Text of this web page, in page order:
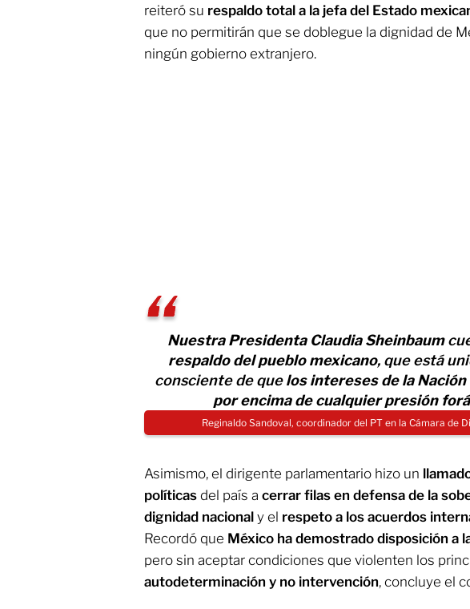
reiteró su respaldo total a la jefa del Estado
que no permitirán que se doblegue la dignidad de
ningún gobierno extranjero.
Nuestra Presidenta Claudia Sheinbaum
respaldo del pueblo mexicano, que está
consciente de quelos intereses de la
por encima de cualquier presión
Reginaldo Sandoval, coordinador del PT en la Cámara de
Asimismo, el dirigente parlamentario hizo un
políticas del país a cerrar filas en defensa de la
dignidad nacional y el respeto a los acuerdos
Recordó que México ha demostrado disposición a
pero sin aceptar condiciones que violenten los
autodeterminación y no intervención, concluye el